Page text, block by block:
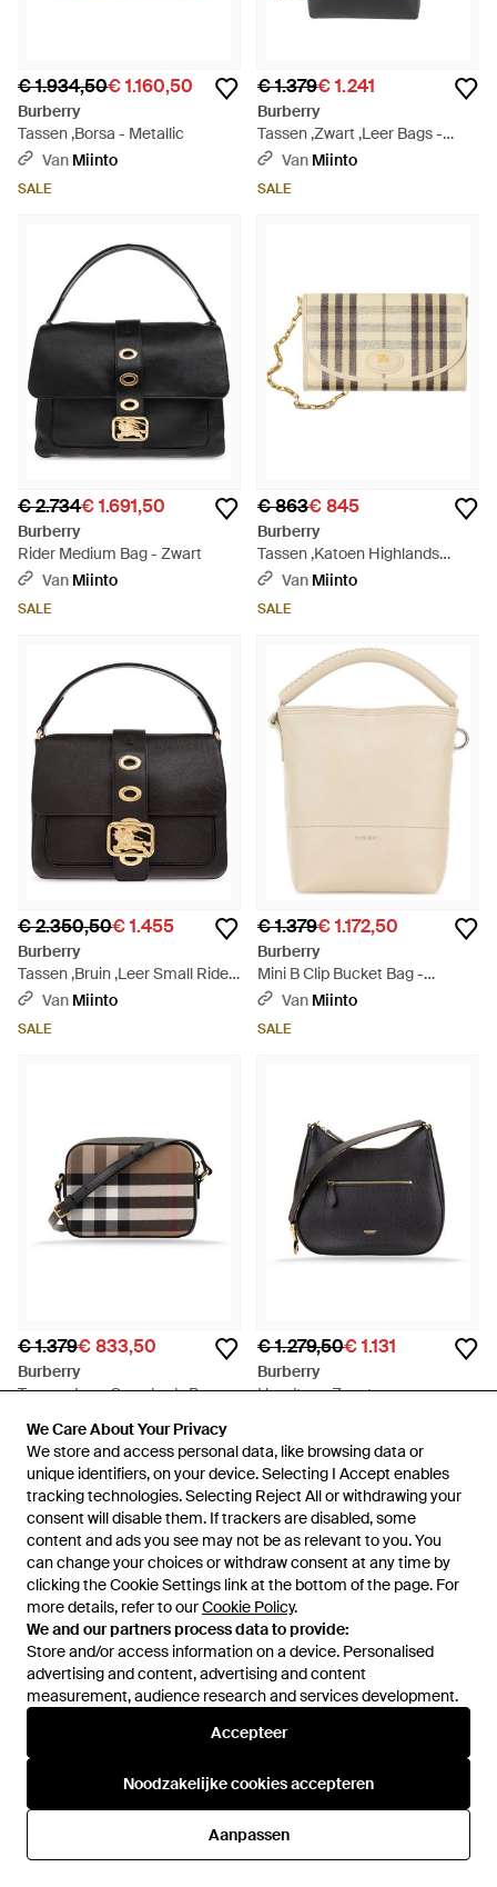
We Care About Your Privacy
We store and access personal data, like browsing data or
unique identifiers, on your device. Selecting I Accept enables
tracking technologies. Selecting Reject All or withdrawing your
consent will disable them. If trackers are disabled, some
content and ads you see may not be as relevant to you. You
can change your choices or withdraw consent at any time by
clicking the Cookie Settings link at the bottom of the page. For
more details, refer to ourCookie Policy.
We and our partners process data to provide:
Store and/or access information on a device. Personalised
advertising and content, advertising and content
measurement, audience research and services development.
Accepteer
Noodzakelijke cookies accepteren
Aanpassen
We Care About Your Privacy
We store and access personal data, like browsing data or
unique identifiers, on your device. Selecting I Accept enables
tracking technologies. Selecting Reject All or withdrawing your
consent will disable them. If trackers are disabled, some
content and ads you see may not be as relevant to you. You
can change your choices or withdraw consent at any time by
clicking the Cookie Settings link at the bottom of the page. For
more details, refer to ourCookie Policy.
We and our partners process data to provide:
Store and/or access information on a device. Personalised
advertising and content, advertising and content
measurement, audience research and services development.
Accepteer
Noodzakelijke cookies accepteren
Aanpassen
€ 1.934,50€ 1.160,50
Burberry
Tassen ,Borsa - Metallic
Van Miinto
SALE
€ 1.379€ 1.241
Burberry
Tassen ,Zwart ,Leer Bags -
Zwart
Van Miinto
SALE
€ 2.734€ 1.691,50
Burberry
Rider Medium Bag - Zwart
Van Miinto
SALE
€ 863€ 845
Burberry
Tassen ,Katoen Highlands
Chain Strap Wallet - Naturel
Van Miinto
SALE
€ 2.350,50€ 1.455
Burberry
Tassen ,Bruin ,Leer Small Rider
Bag - Zwart
Van Miinto
SALE
€ 1.379€ 1.172,50
Burberry
Mini B Clip Bucket Bag -
Naturel
Van Miinto
SALE
€ 1.379€ 833,50
Burberry
Tassen ,Leer Crossbody Bag -
Van Miinto
SALE
€ 1.279,50€ 1.131
Burberry
Handtas - Zwart
SALE
€ 935
Cotswolds Schoudertas -
Burberry
Small Rider Bag - Zwart
Van